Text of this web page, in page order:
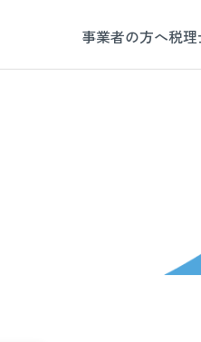
事業者の方へ税